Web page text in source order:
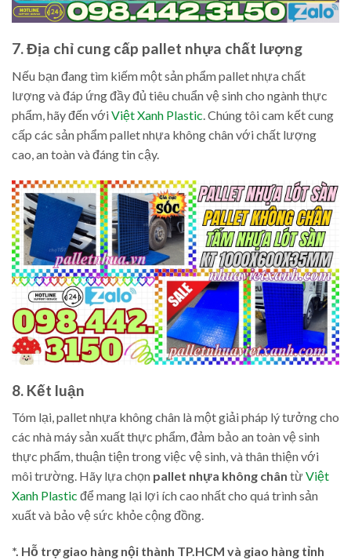
7. Địa chỉ cung cấp pallet nhựa chất lượng
Nếu bạn đang tìm kiếm một sản phẩm pallet nhựa chất
lượng và đáp ứng đầy đủ tiêu chuẩn vệ sinh cho ngành thực
phẩm, hãy đến vớiViệt Xanh Plastic . Chúng tôi cam kết cung
cấp các sản phẩm pallet nhựa không chân với chất lượng
cao, an toàn và đáng tin cậy.
8. Kết luận
Tóm lại, pallet nhựa không chân là một giải pháp lý tưởng cho
các nhà máy sản xuất thực phẩm, đảm bảo an toàn vệ sinh
thực phẩm, thuận tiện trong việc vệ sinh, và thân thiện với
môi trường. Hãy lựa chọn pallet nhựa không chân từViệt
Xanh Plastic để mang lại lợi ích cao nhất cho quá trình sản
xuất và bảo vệ sức khỏe cộng đồng.
*. Hỗ trợ giao hàng nội thành TP.HCM và giao hàng tỉnh